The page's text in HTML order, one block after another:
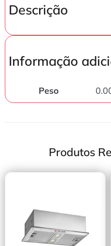
Descrição
Informação
Peso
Produtos